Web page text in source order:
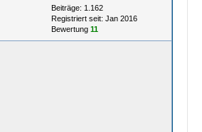
Beiträge: 1.162
Registriert seit: Jan 2016
Bewertung 11